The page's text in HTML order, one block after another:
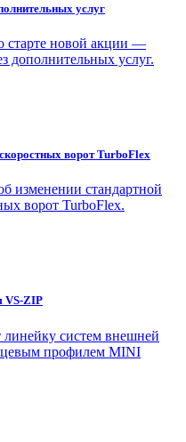
услуг
старте новой акции —
дополнительных услуг.
ворот TurboFlex
изменении стандартной
ворот TurboFlex.
VS-ZIP
систем внешней
профилем MINI